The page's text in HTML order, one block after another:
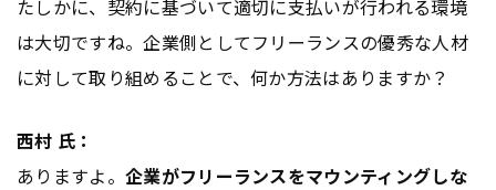
たしかに、契約に基づいて適切に支払いが行われる環境
は大切ですね。企業側としてフリーランスの優秀な人材
に対して取り組めることで、何か方法はありますか？
西村 氏：
ありますよ。 企業がフリーランスをマウンティングしな